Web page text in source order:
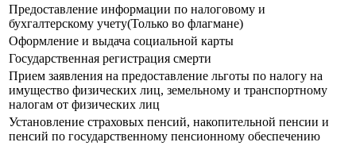
Предоставление информации по налоговому и
бухгалтерскому учету(Только во флагмане)
Оформление и выдача социальной карты
Государственная регистрация смерти
Прием заявления на предоставление льготы по налогу на
имущество физических лиц, земельному и транспортному
налогам от физических лиц
Установление страховых пенсий, накопительной пенсии и
пенсий по государственному пенсионному обеспечению